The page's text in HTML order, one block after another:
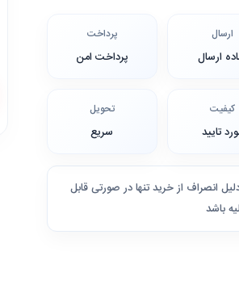
ارسال
ارسال
پرداخت
پرداخت امن
کیفیت
تایید
تحویل
سریع
انصراف از خرید تنها در صورتی قابل
باشد